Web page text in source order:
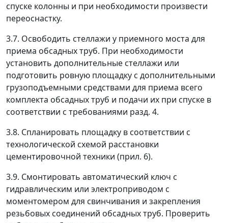
спуске колонны и при необходимости произвести
переоснастку.
3.7. Освободить стеллажи у приемного моста для
приема обсадных труб. При необходимости
установить дополнительные стеллажи или
подготовить ровную площадку с дополнительными
грузоподъемными средствами для приема всего
комплекта обсадных труб и подачи их при спуске в
соответствии с требованиями разд. 4.
3.8. Спланировать площадку в соответствии с
технологической схемой расстановки
цементировочной техники (прил. 6).
3.9. Смонтировать автоматический ключ с
гидравлическим или электроприводом с
моментомером для свинчивания и закрепления
резьбовых соединений обсадных труб. Проверить